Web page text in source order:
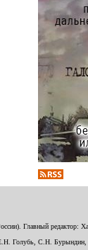
Главный редактор:
Голубь, С.Н.